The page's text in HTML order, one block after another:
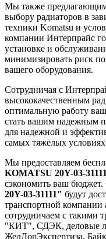
Мы также
выбору радиаторов в
техники Komatsu и
компании Интерпрайс
установке и
минимизировать риск
вашего оборудования.
Сотрудничая с
высококачественным
оптимальную работу
стать вашим надежным
для надежной и
самых тяжелых
Мы предоставляем
KOMATSU 20Y-03-
сэкономить ваш бюджет.
20Y-03-31111" будут
транспортной
сотрудничаем с такими
"КИТ", СДЭК, деловые
ЖелДорЭкспертиза,